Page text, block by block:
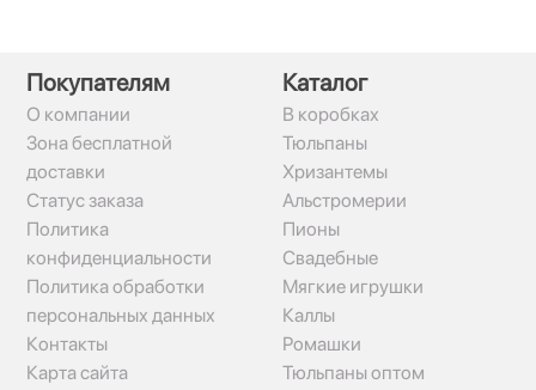
Покупателям
О компании
Зона бесплатной
доставки
Статус заказа
Политика
конфиденциальности
Политика обработки
персональных данных
Контакты
Карта сайта
Каталог
В коробках
Тюльпаны
Хризантемы
Альстромерии
Пионы
Свадебные
Мягкие игрушки
Каллы
Ромашки
Тюльпаны оптом